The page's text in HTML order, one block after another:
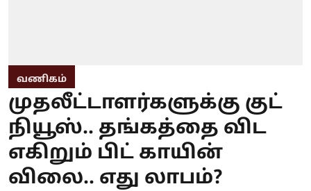
வணிகம்
முதலீட்டாளர்களுக்கு குட்
நியூஸ்.. தங்கத்தை விட
எகிறும் பிட் காயின்
விலை.. எது லாபம்?